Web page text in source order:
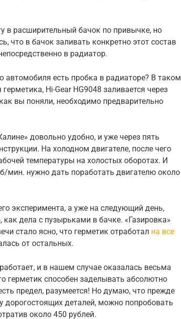
в расширительный бачок по привычке, но
что в бачок заливать конкретно этот состав
в радиатор.
автомобиля есть пробка в радиаторе? В таком
Hi-Gear HG9048 заливается через
вы поняли, необходимо предварительно
довольно удобно, и уже через пять
На холодном двигателе, после чего
температуры на холостых оборотах. И
мин. нужно дать поработать двигателю около
эксперимента, а уже на следующий день,
как дела с пузырьками в бачке. «Газировка»
стало ясно, что герметик отработал на все
от остальных.
и в нашем случае оказалась весьма
герметик способен заделывать абсолютно
предел, разумеется! Но думаю, что прежде
дорогостоящих деталей, можно попробовать
около 450 рублей.